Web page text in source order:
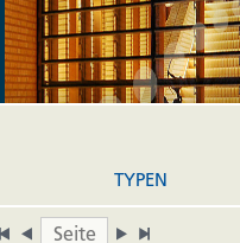
TYPEN